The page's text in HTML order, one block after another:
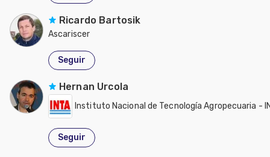
Ricardo Bartosik
Ascariscer
Seguir
Hernan Urcola
Instituto Nacional de Tecnología Agropecuaria -
Seguir